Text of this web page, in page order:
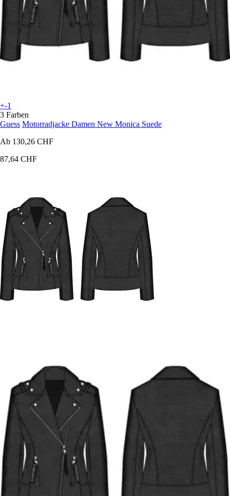
+-1
3 Farben
Guess Motorradjacke Damen New Monica Suede
Ab 130,26 CHF
87,64 CHF